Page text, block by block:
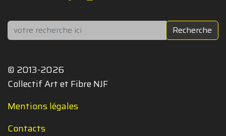
Rechercher Recherche
© 2013-2026
Collectif Art et Fibre NJF
Mentions légales
Contacts